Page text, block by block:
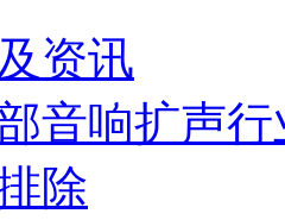
资讯
音响扩声
除